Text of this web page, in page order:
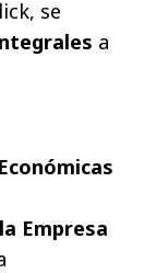
se
a
Empresa